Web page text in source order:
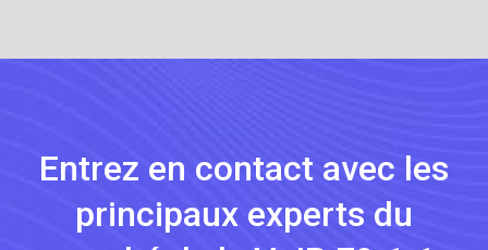
Entrez en contact avec les
principaux experts du